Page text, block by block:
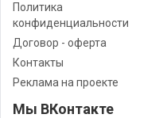
Политика
конфиденциальности
Договор - оферта
Контакты
Реклама на проекте
Мы ВКонтакте